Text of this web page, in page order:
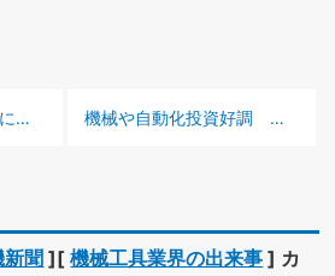
次の記事 :
機械や自動化投資好調 ー機械工具上場商社2022年4–6月期決算ー
聞 ][機械工具業界の出来事 ] カ